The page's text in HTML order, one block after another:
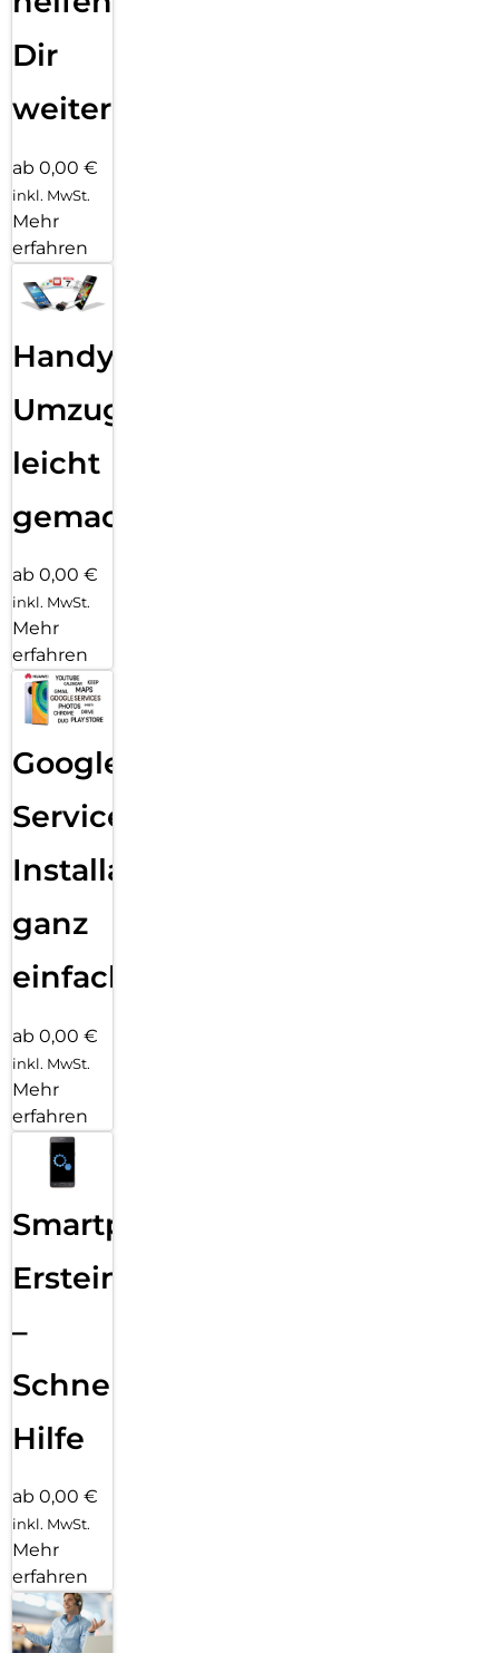
Dir
weiter
ab 0,00 €
inkl. MwSt.
Mehr
erfahren
Handy
Umzug
leicht
gemacht!
ab 0,00 €
inkl. MwSt.
Mehr
erfahren
Google
Services
Installation
ganz
einfach
ab 0,00 €
inkl. MwSt.
Mehr
erfahren
Smartphone
Ersteinrichtung
–
Schnelle
Hilfe
ab 0,00 €
inkl. MwSt.
Mehr
erfahren